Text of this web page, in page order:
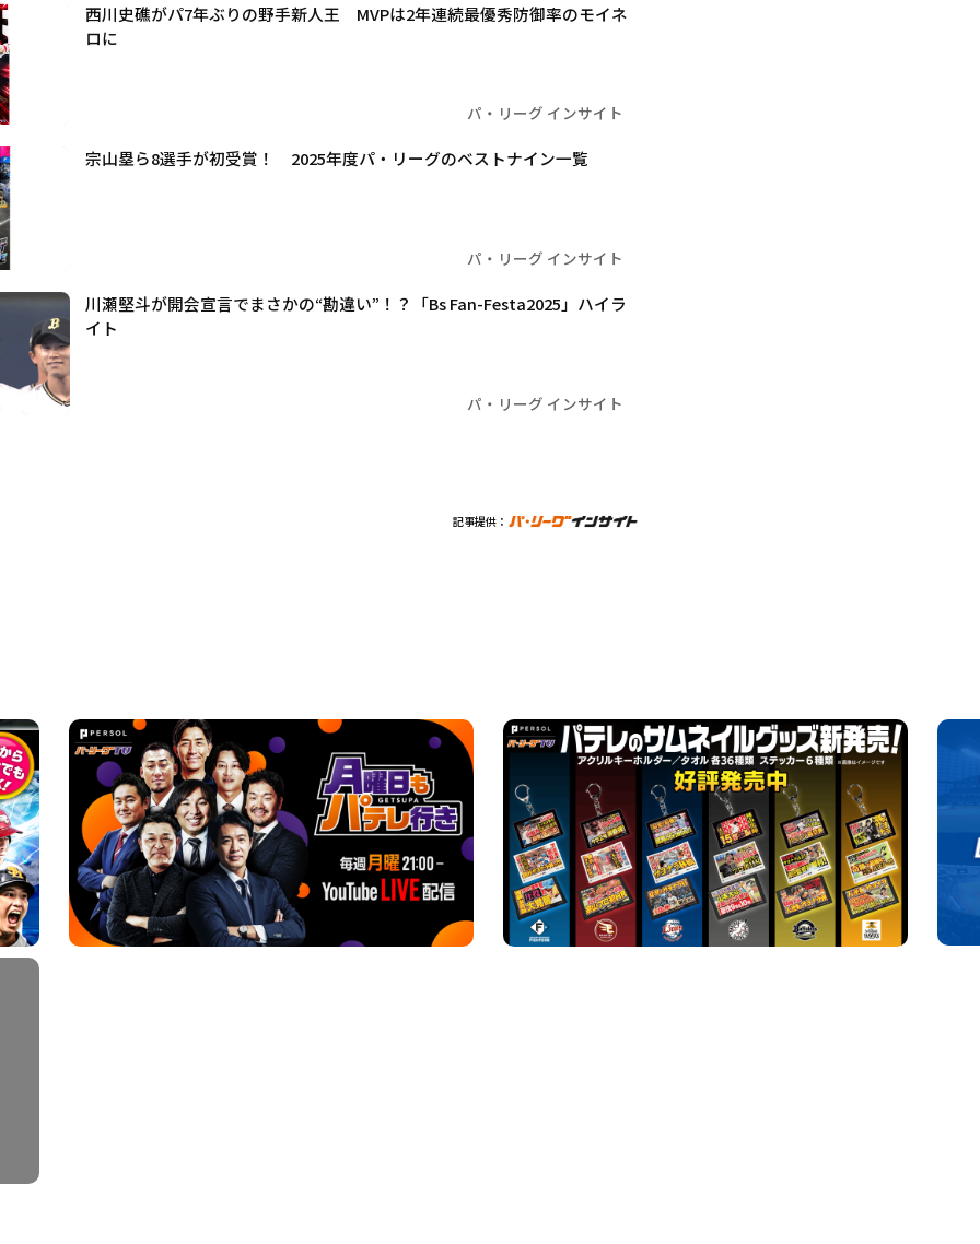
西川史礁がパ7年ぶりの野手新人王 MVPは2年連続最優秀防御率のモイネ
ロに
パ・リーグ インサイト
宗山塁ら8選手が初受賞！ 2025年度パ・リーグのベストナイン一覧
パ・リーグ インサイト
川瀬堅斗が開会宣言でまさかの“勘違い”！？「Bs Fan-Festa2025」ハイラ
イト
パ・リーグ インサイト
記事提供：